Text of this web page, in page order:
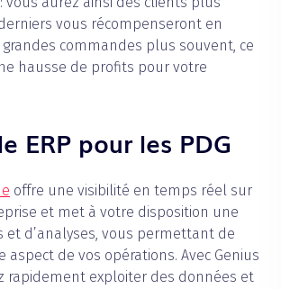
vous récompenseront en
commandes plus souvent, ce
hausse de profits pour votre
ERP pour les PDG
offre une visibilité en temps réel sur
et met à votre disposition une
et d’analyses, vous permettant de
aspect de vos opérations. Avec Genius
rapidement exploiter des données et